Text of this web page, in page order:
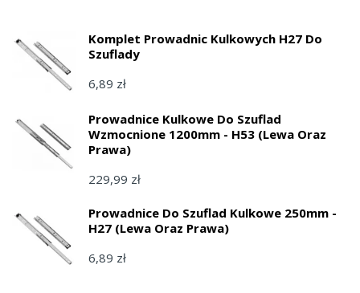
Komplet Prowadnic Kulkowych H27 Do
Szuflady
6,89 zł
Prowadnice Kulkowe Do Szuflad
Wzmocnione 1200mm - H53 (lewa Oraz
Prawa)
229,99 zł
Prowadnice Do Szuflad Kulkowe 250mm -
H27 (lewa Oraz Prawa)
6,89 zł